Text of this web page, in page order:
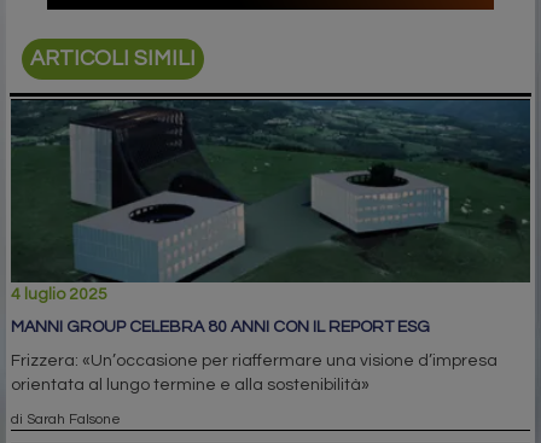
ARTICOLI SIMILI
4 luglio 2025
MANNI GROUP CELEBRA 80 ANNI CON IL REPORT ESG
Frizzera: «Un’occasione per riaffermare una visione d’impresa
orientata al lungo termine e alla sostenibilità»
di Sarah Falsone